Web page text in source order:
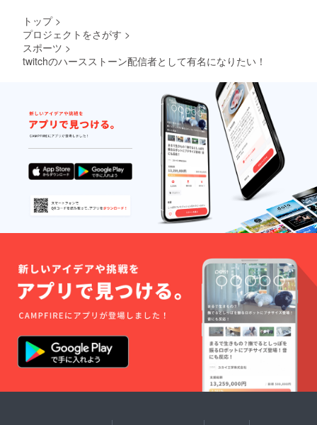
トップ >
プロジェクトをさがす >
スポーツ >
twitchのハースストーン配信者として有名になりたい！